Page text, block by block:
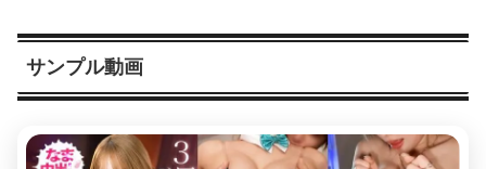
サンプル動画